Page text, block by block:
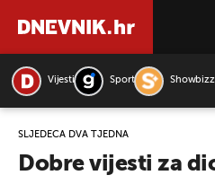
Vijesti Sport Showbizz
SLJEDEĆA DVA TJEDNA
Dobre vijesti za
PRETRAŽITE VIJESTI